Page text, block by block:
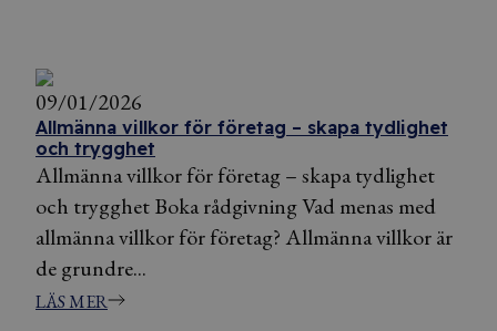
09/01/2026
Allmänna villkor för företag – skapa tydlighet
och trygghet
Allmänna villkor för företag – skapa tydlighet
och trygghet Boka rådgivning Vad menas med
allmänna villkor för företag? Allmänna villkor är
de grundre...
LÄS MER